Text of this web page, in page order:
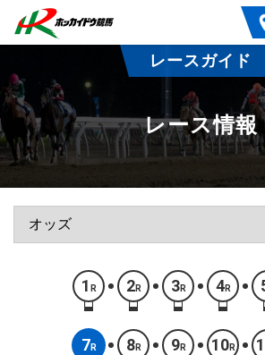
レースガイド
レース情報
1 R 2R 3R 4R
7 R 8R 9R 10R